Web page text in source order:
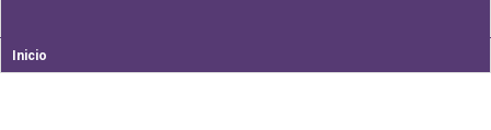
Inicio